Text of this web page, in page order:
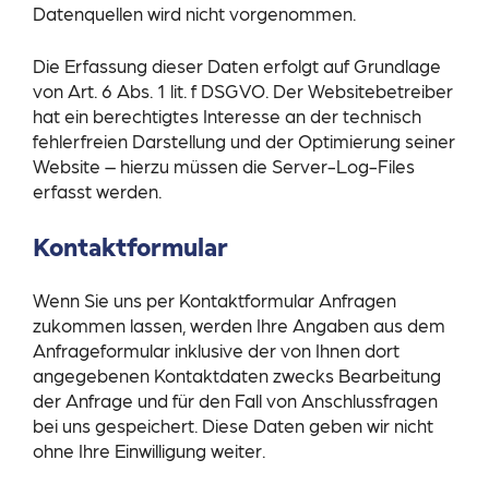
Datenquellen wird nicht vorgenommen.
Die Erfassung dieser Daten erfolgt auf Grundlage
von Art. 6 Abs. 1 lit. f DSGVO. Der Websitebetreiber
hat ein berechtigtes Interesse an der technisch
fehlerfreien Darstellung und der Optimierung seiner
Website – hierzu müssen die Server-Log-Files
erfasst werden.
Kontaktformular
Wenn Sie uns per Kontaktformular Anfragen
zukommen lassen, werden Ihre Angaben aus dem
Anfrageformular inklusive der von Ihnen dort
angegebenen Kontaktdaten zwecks Bearbeitung
der Anfrage und für den Fall von Anschlussfragen
bei uns gespeichert. Diese Daten geben wir nicht
ohne Ihre Einwilligung weiter.